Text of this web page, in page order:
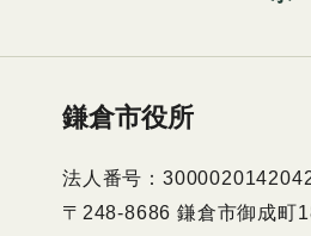
鎌倉市役所
法人番号：
〒248-8686 鎌倉市御成町